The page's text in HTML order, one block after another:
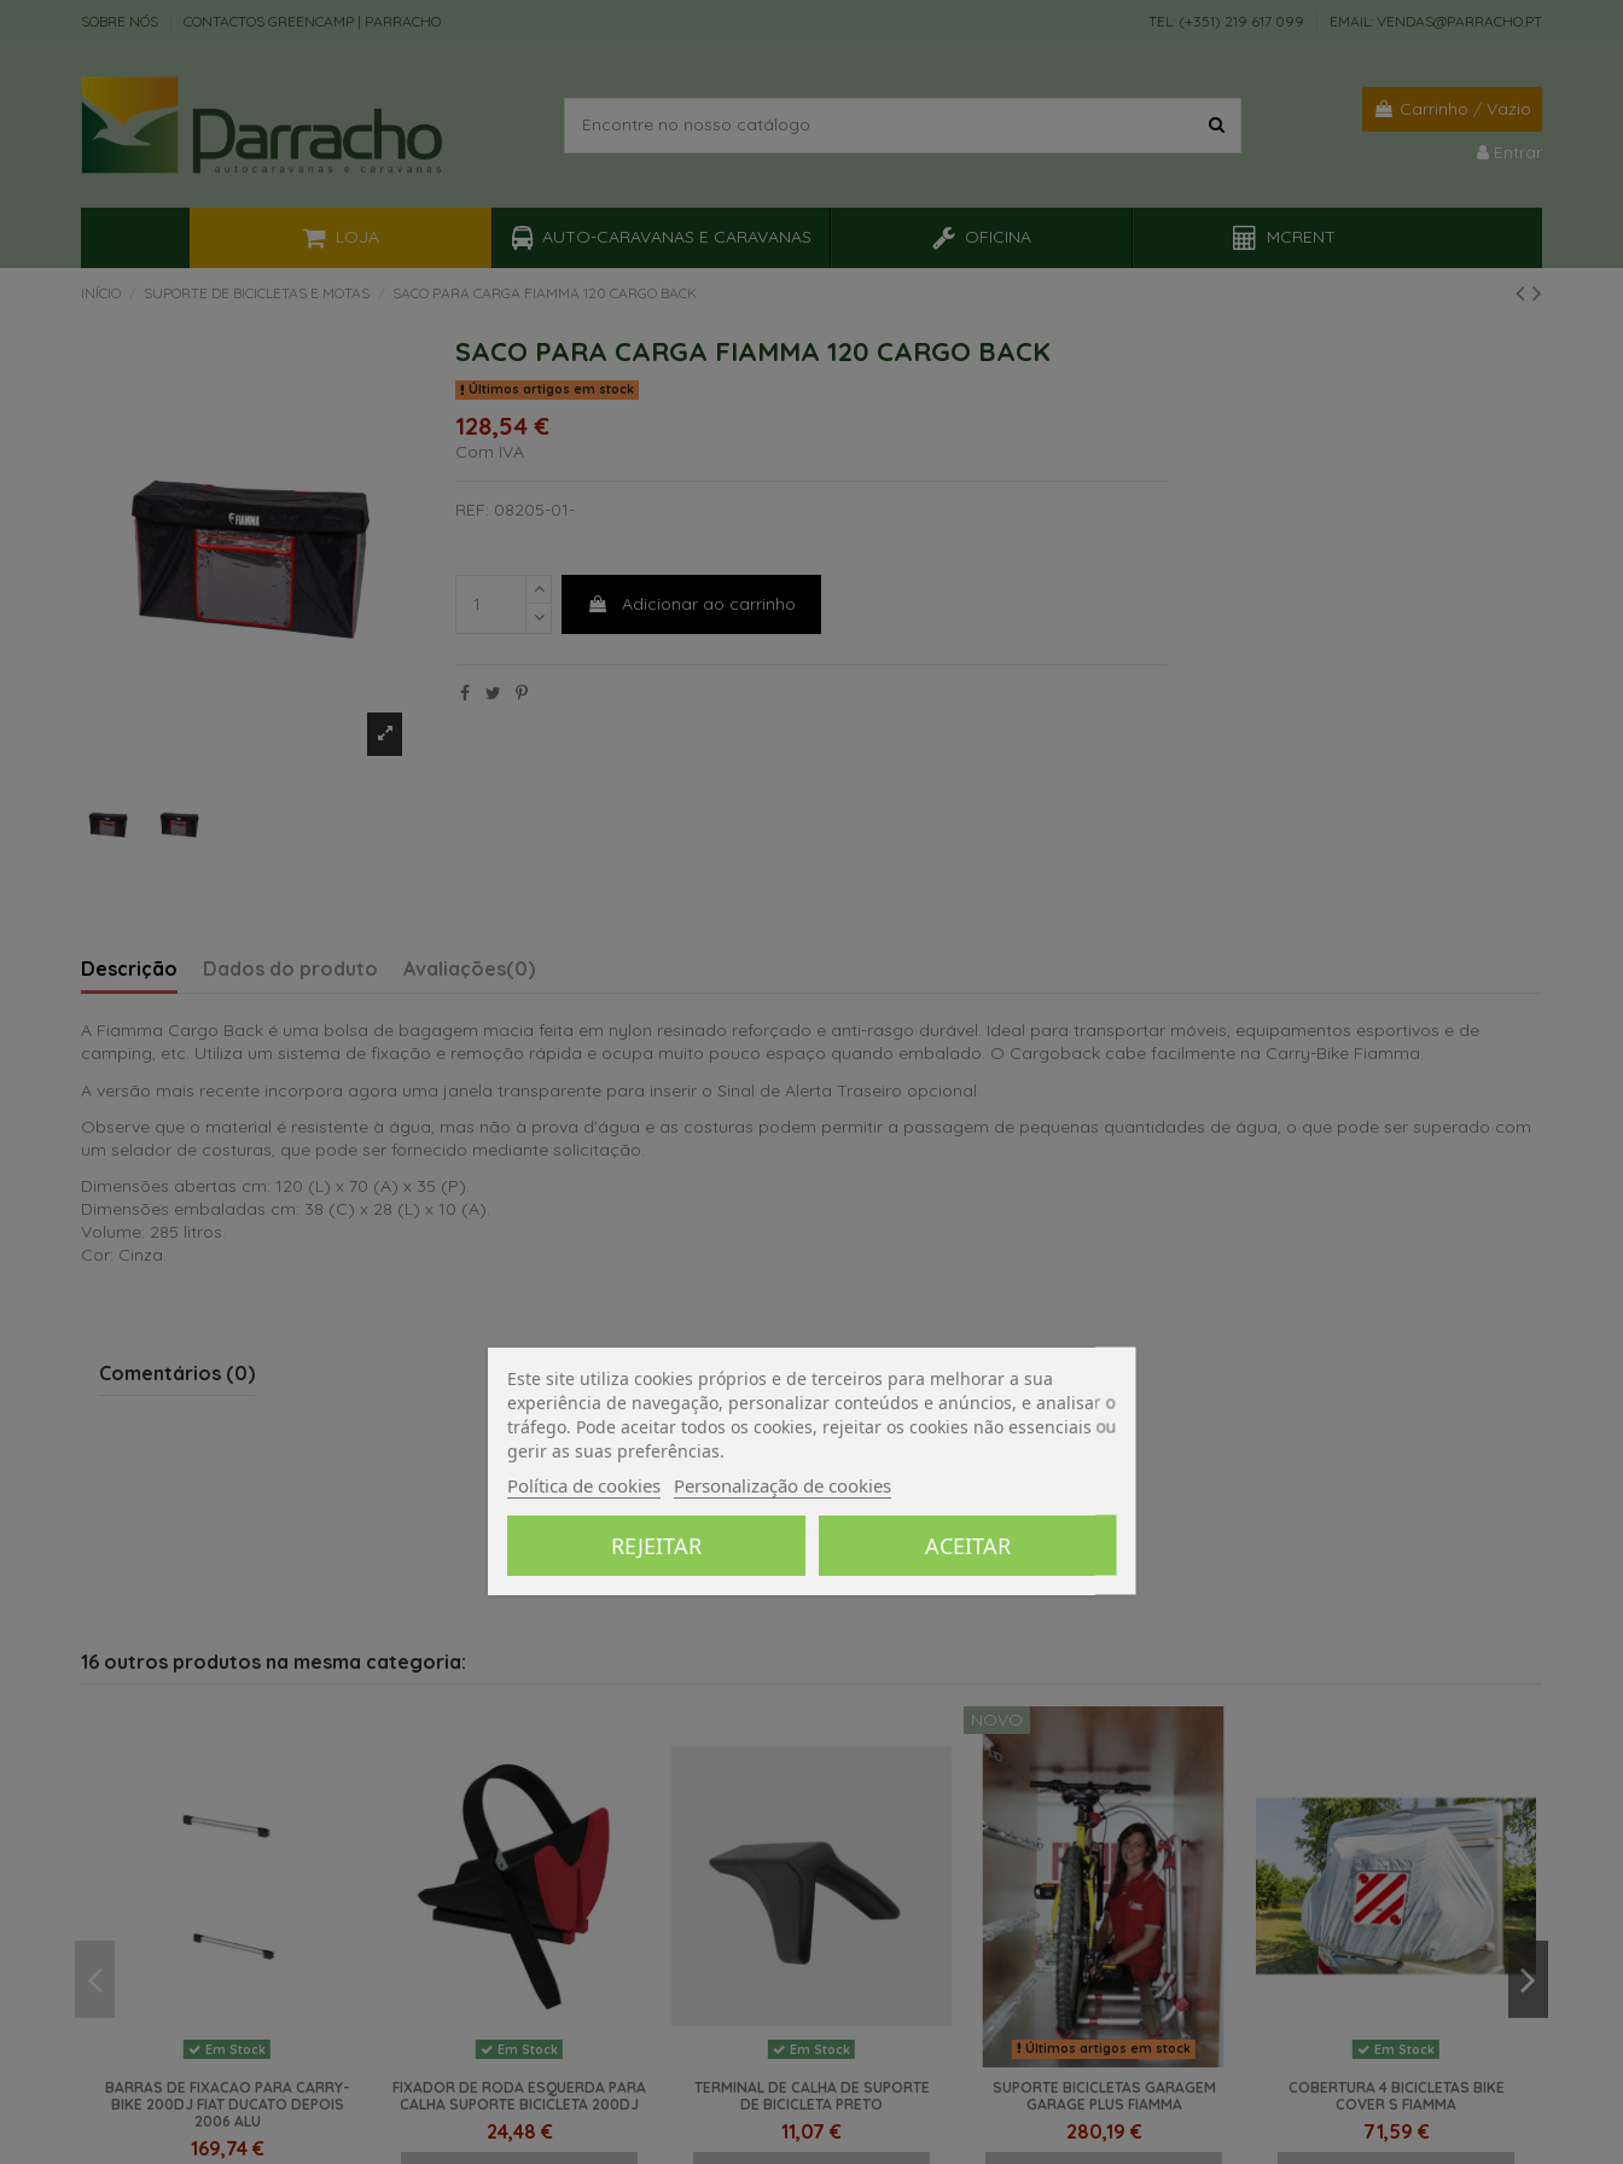
SOBRE NÓS CONTACTOS GREENCAMP | PARRACHO TEL: (+351) 219 617 099 EMAIL: VENDAS@PARRACHO.PT
Carrinho / Vazio
Entrar
LOJA AUTO-CARAVANAS E CARAVANAS OFICINA MCRENT
INÍCIO SUPORTE DE BICICLETAS E MOTAS SACO PARA CARGA FIAMMA 120 CARGO BACK
SACO PARA CARGA FIAMMA 120 CARGO BACK
Últimos artigos em stock
128,54 €
Com IVA
REF: 08205-01-
Adicionar ao carrinho
Descrição Dados do produto Avaliações(0)
A Fiamma Cargo Back é uma bolsa de bagagem macia feita em nylon resinado reforçado e anti-rasgo durável. Ideal para transportar móveis, equipamentos esportivos e de
camping, etc. Utiliza um sistema de fixação e remoção rápida e ocupa muito pouco espaço quando embalado. O Cargoback cabe facilmente na Carry-Bike Fiamma.
A versão mais recente incorpora agora uma janela transparente para inserir o Sinal de Alerta Traseiro opcional.
Observe que o material é resistente à água, mas não à prova d'água e as costuras podem permitir a passagem de pequenas quantidades de água, o que pode ser superado com
um selador de costuras, que pode ser fornecido mediante solicitação.
Dimensões abertas cm: 120 (L) x 70 (A) x 35 (P).
Dimensões embaladas cm: 38 (C) x 28 (L) x 10 (A).
Volume: 285 litros.
Cor: Cinza.
Comentários (0)
16 outros produtos na mesma categoria:
Em Stock
BARRAS DE FIXACAO PARA CARRY-
BIKE 200DJ FIAT DUCATO DEPOIS
2006 ALU
169,74 €
Em Stock
FIXADOR DE RODA ESQUERDA PARA
CALHA SUPORTE BICICLETA 200DJ
24,48 €
Em Stock
TERMINAL DE CALHA DE SUPORTE
DE BICICLETA PRETO
11,07 €
NOVO
Últimos artigos em stock
SUPORTE BICICLETAS GARAGEM
GARAGE PLUS FIAMMA
280,19 €
Em Stock
COBERTURA 4 BICICLETAS BIKE
COVER S FIAMMA
71,59 €
Este site utiliza cookies próprios e de terceiros para melhorar a sua
experiência de navegação, personalizar conteúdos e anúncios, e analisar o
tráfego. Pode aceitar todos os cookies, rejeitar os cookies não essenciais ou
gerir as suas preferências.
Política de cookies Personalização de cookies
REJEITAR ACEITAR